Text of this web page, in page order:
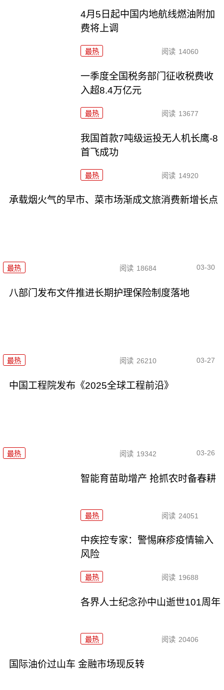
4月5日起中国内地航线燃油附加
费将上调
最热 阅读 14060
一季度全国税务部门征收税费收
入超8.4万亿元
最热 阅读 13677
我国首款7吨级运投无人机长鹰-8
首飞成功
最热 阅读 14920
承载烟火气的早市、菜市场渐成文旅消费新增长点
最热 阅读 18684 03-30
八部门发布文件推进长期护理保险制度落地
最热 阅读 26210 03-27
中国工程院发布《2025全球工程前沿》
最热 阅读 19342 03-26
智能育苗助增产 抢抓农时备春耕
最热 阅读 24051
中疾控专家：警惕麻疹疫情输入
风险
最热 阅读 19688
各界人士纪念孙中山逝世101周年
最热 阅读 20406
国际油价过山车 金融市场现反转